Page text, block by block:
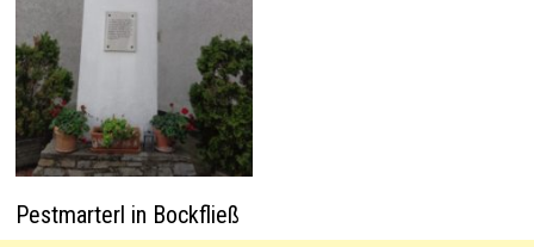
Pestmarterl in Bockfließ